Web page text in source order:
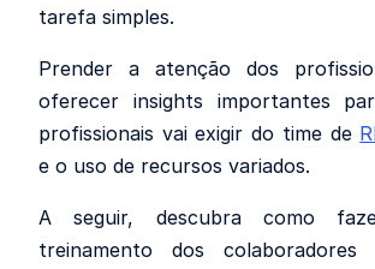
tarefa simples.
Prender a atenção dos
oferecer insights importantes
profissionais vai exigir do time de
e o uso de recursos variados.
A seguir, descubra como
treinamento dos